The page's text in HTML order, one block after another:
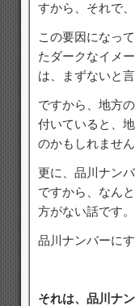
すから、それで
この要因になっ
たダークなイメ
は、まずないと
ですから、地方
付いていると、
のかもしれませ
更に、品川ナン
ですから、なん
方がない話です。
品川ナンバーに
それは、品川ナ